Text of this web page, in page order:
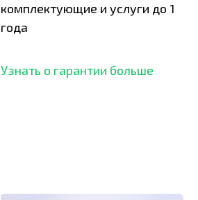
комплектующие и услуги до 1
года
Узнать о гарантии больше